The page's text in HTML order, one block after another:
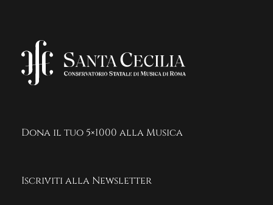
Dona il tuo 5×1000 alla Musica
Iscriviti alla Newsletter